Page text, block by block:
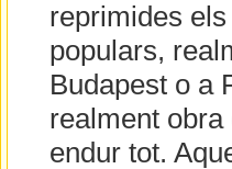
reprimides
populars,
Budapest o a
realment obra
endur tot.